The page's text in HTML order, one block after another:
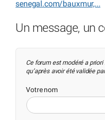
senegal.com/bauxmur,...
Un message, un
Ce forum est modéré a
qu’après avoir été validée
Votre nom